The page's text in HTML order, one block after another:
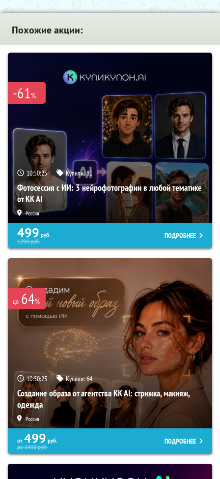
Похожие акции:
-61%
10:50:24 Купили:81
Фотосессия с ИИ: 3 нейрофотографии в любой тематике
от KK AI
Россия
499 руб.
1290руб.
ПОДРОБНЕЕ
до 64%
10:50:24 Купили:64
Создание образа от агентства KK AI: стрижка, макияж,
одежда
Россия
от 499 руб.
до6400руб.
ПОДРОБНЕЕ